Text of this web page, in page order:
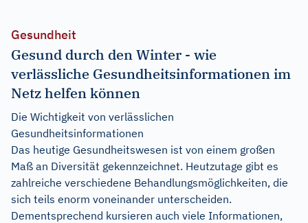
Gesundheit
Gesund durch den Winter - wie
verlässliche Gesundheitsinformationen im
Netz helfen können
Die Wichtigkeit von verlässlichen
Gesundheitsinformationen
Das heutige Gesundheitswesen ist von einem großen
Maß an Diversität gekennzeichnet. Heutzutage gibt es
zahlreiche verschiedene Behandlungsmöglichkeiten, die
sich teils enorm voneinander unterscheiden.
Dementsprechend kursieren auch viele Informationen,